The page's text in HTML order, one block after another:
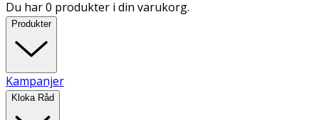
Du har 0 produkter i din varukorg.
Produkter
Kampanjer
Kloka Råd